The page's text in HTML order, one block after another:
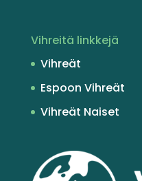
Vihreitä linkkejä
Vihreät
Espoon Vihreät
Vihreät Naiset